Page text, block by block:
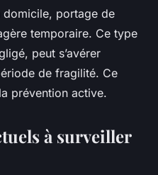
domicile, portage de
temporaire. Ce type
peut s’avérer
de fragilité. Ce
prévention active.
à surveiller